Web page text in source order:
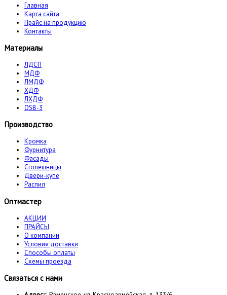
Главная
Карта сайта
Прайс на продукцию
Контакты
Материалы
ЛДСП
МДФ
ЛМДФ
ХДФ
ЛХДФ
OSB-3
Производство
Кромка
Фурнитура
Фасады
Столешницы
Двери-купе
Распил
Оптмастер
АКЦИИ
ПРАЙСЫ
О компании
Условия доставки
Способы оплаты
Схемы проезда
Связаться с нами